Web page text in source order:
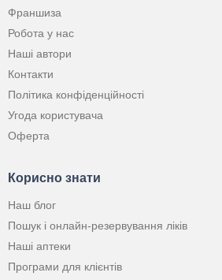
Франшиза
Робота у нас
Наші автори
Контакти
Політика конфіденційності
Угода користувача
Оферта
Корисно знати
Наш блог
Пошук і онлайн-резервування ліків
Наші аптеки
Програми для клієнтів